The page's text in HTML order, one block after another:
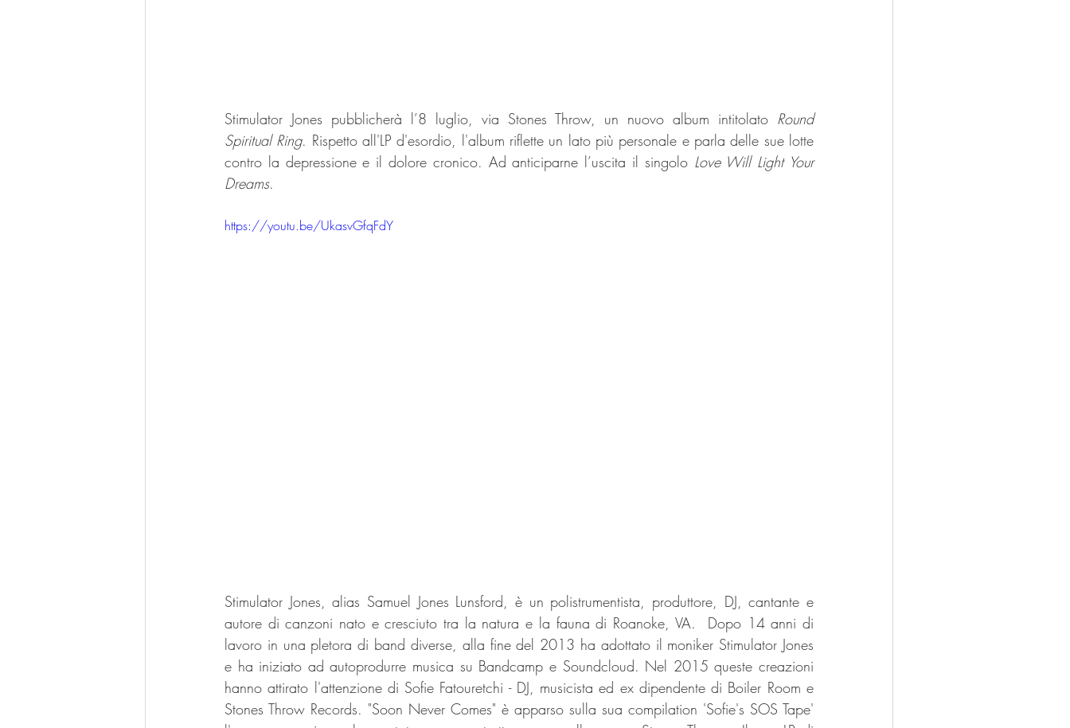
Stimulator Jones pubblicherà l’8 luglio, via Stones Throw, un nuovo album intitolato Round
Spiritual Ring. Rispetto all'LP d'esordio, l'album riflette un lato più personale e parla delle sue lotte
contro la depressione e il dolore cronico. Ad anticiparne l’uscita il singolo Love Will Light Your
Dreams.
https://youtu.be/UkasvGfqFdY
Stimulator Jones, alias Samuel Jones Lunsford, è un polistrumentista, produttore, DJ, cantante e
autore di canzoni nato e cresciuto tra la natura e la fauna di Roanoke, VA.  Dopo 14 anni di
lavoro in una pletora di band diverse, alla fine del 2013 ha adottato il moniker Stimulator Jones
e ha iniziato ad autoprodurre musica su Bandcamp e Soundcloud. Nel 2015 queste creazioni
hanno attirato l'attenzione di Sofie Fatouretchi - DJ, musicista ed ex dipendente di Boiler Room e
Stones Throw Records. "Soon Never Comes" è apparso sulla sua compilation 'Sofie's SOS Tape'